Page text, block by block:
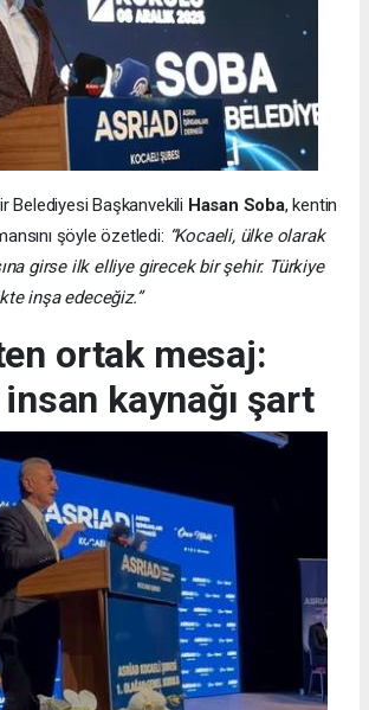
Belediyesi Başkanvekili Hasan Soba, kentin
şöyle özetledi: “Kocaeli, ülke olarak
girse ilk elliye girecek bir şehir. Türkiye
inşa edeceğiz.”
ortak mesaj:
kaynağı şart